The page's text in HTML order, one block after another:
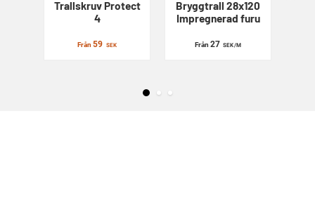
TrallskruvProtect
4
Från59 SEK
Bryggtrall 28x120
Impregnerad furu
Från 27 SEK/M